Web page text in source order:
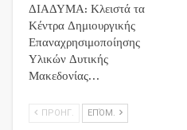
ΔΙΑΔΥΜΑ: Κλειστά τα
Κέντρα Δημιουργικής
Επαναχρησιμοποίησης
Υλικών Δυτικής
Μακεδονίας…
ΠΡΟΗΓ. ΕΠΌΜ.